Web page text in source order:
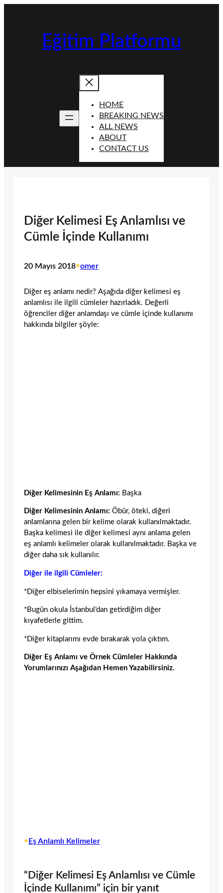
Eğitim Platformu
HOME
BREAKING NEWS
ALL NEWS
ABOUT
CONTACT US
Diğer Kelimesi Eş Anlamlısı ve
Cümle İçinde Kullanımı
20 Mayıs 2018•omer
Diğer eş anlamı nedir? Aşağıda diğer kelimesi eş
anlamlısı ile ilgili cümleler hazırladık. Değerli
öğrenciler diğer anlamdaşı ve cümle içinde kullanımı
hakkında bilgiler şöyle:
Diğer Kelimesinin Eş Anlamı: Başka
Diğer Kelimesinin Anlamı: Öbür, öteki, diğeri
anlamlarına gelen bir kelime olarak kullanılmaktadır.
Başka kelimesi ile diğer kelimesi aynı anlama gelen
eş anlamlı kelimeler olarak kullanılmaktadır. Başka ve
diğer daha sık kullanılır.
Diğer ile ilgili Cümleler:
*Diğer elbiselerimin hepsini yıkamaya vermişler.
*Bugün okula İstanbul’dan getirdiğim diğer
kıyafetlerle gittim.
*Diğer kitaplarımı evde bırakarak yola çıktım.
Diğer Eş Anlamı ve Örnek Cümleler Hakkında
Yorumlarınızı Aşağıdan Hemen Yazabilirsiniz.
• Eş Anlamlı Kelimeler
“Diğer Kelimesi Eş Anlamlısı ve Cümle
İçinde Kullanımı” için bir yanıt